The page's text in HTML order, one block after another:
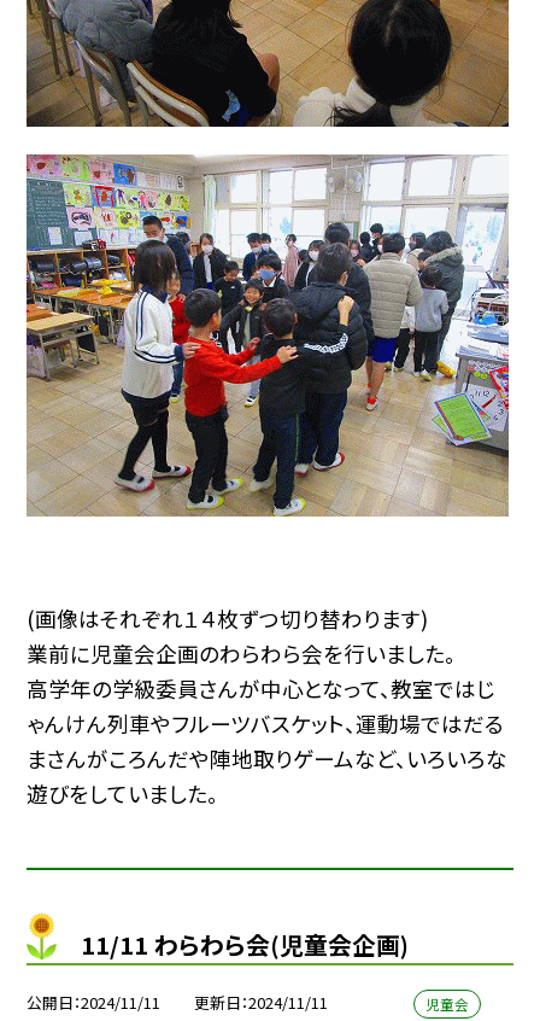
(画像はそれぞれ１４枚ずつ切り替わります)
業前に児童会企画のわらわら会を行いました。
高学年の学級委員さんが中心となって、教室ではじ
ゃんけん列車やフルーツバスケット、運動場ではだる
まさんがころんだや陣地取りゲームなど、いろいろな
遊びをしていました。
11/11 わらわら会(児童会企画)
公開日 2024/11/11 更新日 2024/11/11 児童会